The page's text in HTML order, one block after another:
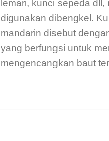
lemari, kunci sepeda
digunakan dibengkel.
mandarin disebut
yang berfungsi untuk
mengencangkan baut